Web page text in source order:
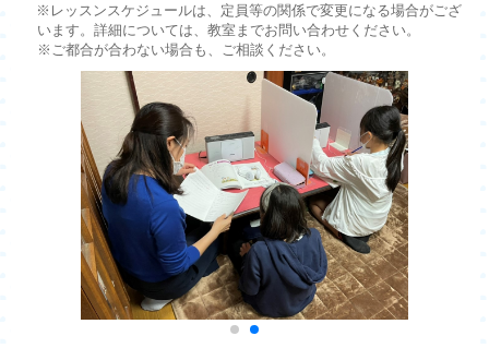
※レッスンスケジュールは、定員等の関係で変更になる場合がござ
います。詳細については、教室までお問い合わせください。
※ご都合が合わない場合も、ご相談ください。